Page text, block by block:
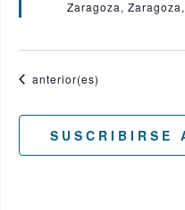
c
o
Zaragoza,
Eventos
anterior(es)
SUSCRIBIRSE